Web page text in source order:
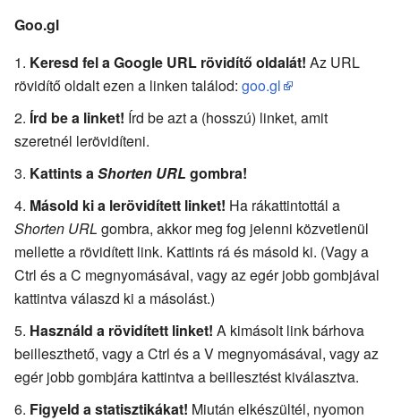
Goo.gl
Keresd fel a Google URL rövidítő oldalát! Az URL
rövidítő oldalt ezen a linken találod: goo.gl
Írd be a linket! Írd be azt a (hosszú) linket, amit
szeretnél lerövidíteni.
Kattints a Shorten URL gombra!
Másold ki a lerövidített linket! Ha rákattintottál a
Shorten URL gombra, akkor meg fog jelenni közvetlenül
mellette a rövidített link. Kattints rá és másold ki. (Vagy a
Ctrl és a C megnyomásával, vagy az egér jobb gombjával
kattintva válaszd ki a másolást.)
Használd a rövidített linket! A kimásolt link bárhova
beilleszthető, vagy a Ctrl és a V megnyomásával, vagy az
egér jobb gombjára kattintva a beillesztést kiválasztva.
Figyeld a statisztikákat! Miután elkészültél, nyomon